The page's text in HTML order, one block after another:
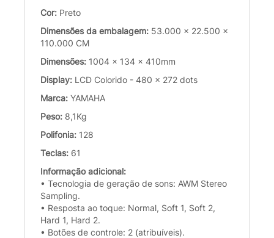
Cor: Preto
Dimensões da embalagem: 53.000 x 22.500 x
110.000 CM
Dimensões: 1004 x 134 x 410mm
Display: LCD Colorido - 480 x 272 dots
Marca: YAMAHA
Peso: 8,1Kg
Polifonia: 128
Teclas: 61
Informação adicional:
• Tecnologia de geração de sons: AWM Stereo
Sampling.
• Resposta ao toque: Normal, Soft 1, Soft 2,
Hard 1, Hard 2.
• Botões de controle: 2 (atribuíveis).